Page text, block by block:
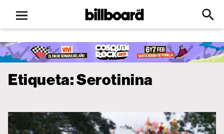
Open
menu
Billboard
Click
Input
Etiqueta:Serotinina